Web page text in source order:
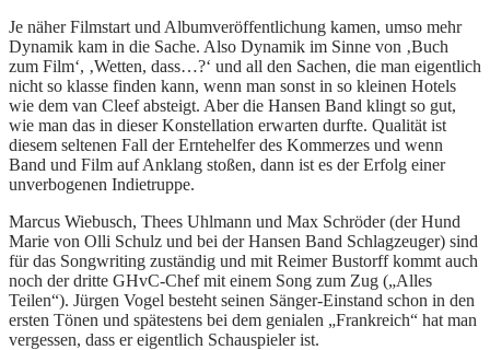
Je näher Filmstart und Albumveröffentlichung kamen, umso mehr
Dynamik kam in die Sache. Also Dynamik im Sinne von ‚Buch
zum Film‘, ‚Wetten, dass…?‘ und all den Sachen, die man eigentlich
nicht so klasse finden kann, wenn man sonst in so kleinen Hotels
wie dem van Cleef absteigt. Aber die Hansen Band klingt so gut,
wie man das in dieser Konstellation erwarten durfte. Qualität ist
diesem seltenen Fall der Erntehelfer des Kommerzes und wenn
Band und Film auf Anklang stoßen, dann ist es der Erfolg einer
unverbogenen Indietruppe.
Marcus Wiebusch, Thees Uhlmann und Max Schröder (der Hund
Marie von Olli Schulz und bei der Hansen Band Schlagzeuger) sind
für das Songwriting zuständig und mit Reimer Bustorff kommt auch
noch der dritte GHvC-Chef mit einem Song zum Zug („Alles
Teilen“). Jürgen Vogel besteht seinen Sänger-Einstand schon in den
ersten Tönen und spätestens bei dem genialen „Frankreich“ hat man
vergessen, dass er eigentlich Schauspieler ist.